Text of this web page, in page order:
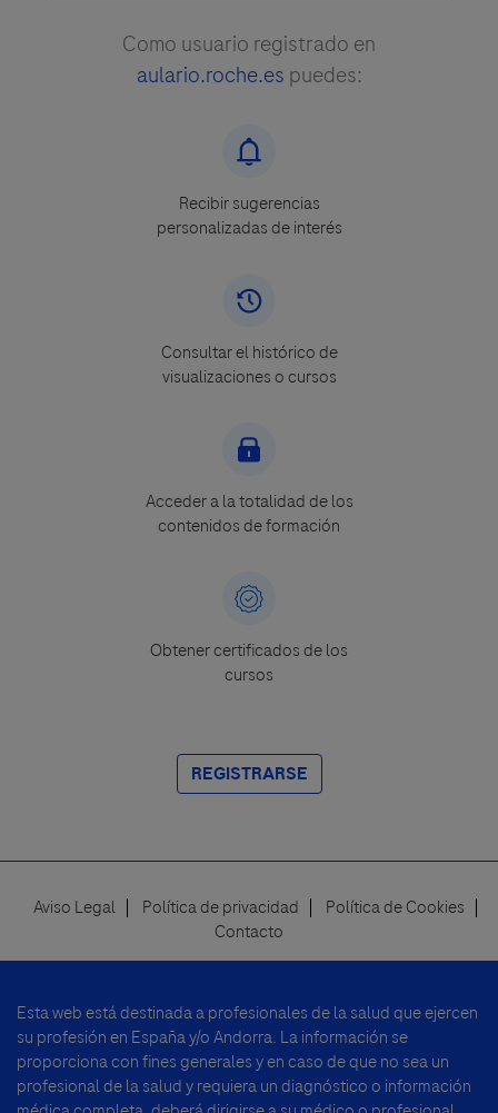
Como usuario registrado en
aulario.roche.es puedes:
Recibir sugerencias
personalizadas de interés
Consultar el histórico de
visualizaciones o cursos
Acceder a la totalidad de los
contenidos de formación
Obtener certificados de los
cursos
REGISTRARSE
Aviso Legal Política de privacidad
Política de Cookies
Contacto
Esta web está destinada a profesionales de la salud que ejercen
su profesión en España y/o Andorra. La información se
proporciona con fines generales y en caso de que no sea un
profesional de la salud y requiera un diagnóstico o información